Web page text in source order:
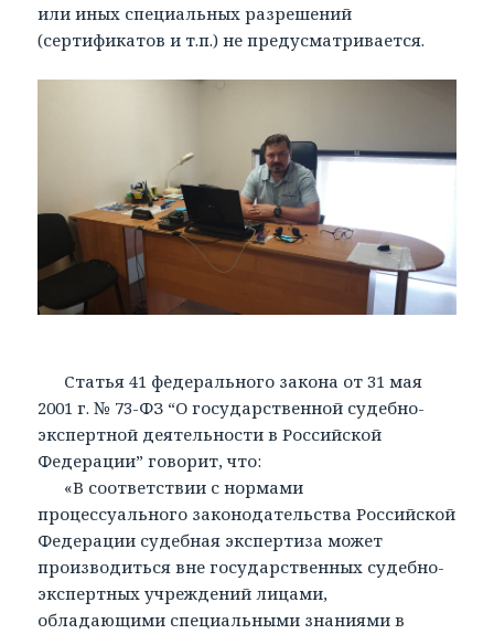
или иных специальных разрешений
(сертификатов и т.п.) не предусматривается.
Статья 41 федерального закона от 31 мая
2001 г. № 73-ФЗ “О государственной судебно-
экспертной деятельности в Российской
Федерации” говорит, что:
«В соответствии с нормами
процессуального законодательства Российской
Федерации судебная экспертиза может
производиться вне государственных судебно-
экспертных учреждений лицами,
обладающими специальными знаниями в